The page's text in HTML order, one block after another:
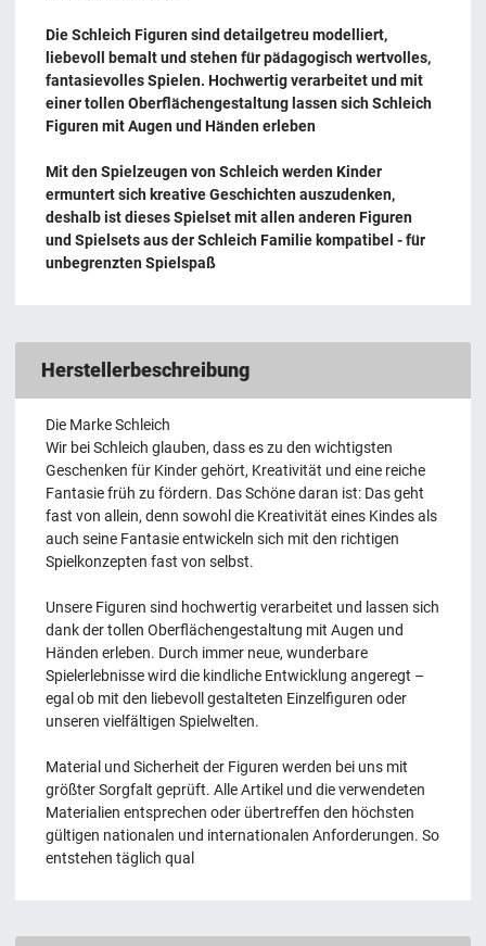
Die Schleich Figuren sind detailgetreu modelliert,
liebevoll bemalt und stehen für pädagogisch wertvolles,
fantasievolles Spielen. Hochwertig verarbeitet und mit
einer tollen Oberflächengestaltung lassen sich Schleich
Figuren mit Augen und Händen erleben
Mit den Spielzeugen von Schleich werden Kinder
ermuntert sich kreative Geschichten auszudenken,
deshalb ist dieses Spielset mit allen anderen Figuren
und Spielsets aus der Schleich Familie kompatibel - für
unbegrenzten Spielspaß
Herstellerbeschreibung
Die Marke Schleich
Wir bei Schleich glauben, dass es zu den wichtigsten
Geschenken für Kinder gehört, Kreativität und eine reiche
Fantasie früh zu fördern. Das Schöne daran ist: Das geht
fast von allein, denn sowohl die Kreativität eines Kindes als
auch seine Fantasie entwickeln sich mit den richtigen
Spielkonzepten fast von selbst.
Unsere Figuren sind hochwertig verarbeitet und lassen sich
dank der tollen Oberflächengestaltung mit Augen und
Händen erleben. Durch immer neue, wunderbare
Spielerlebnisse wird die kindliche Entwicklung angeregt –
egal ob mit den liebevoll gestalteten Einzelfiguren oder
unseren vielfältigen Spielwelten.
Material und Sicherheit der Figuren werden bei uns mit
größter Sorgfalt geprüft. Alle Artikel und die verwendeten
Materialien entsprechen oder übertreffen den höchsten
gültigen nationalen und internationalen Anforderungen. So
entstehen täglich qual